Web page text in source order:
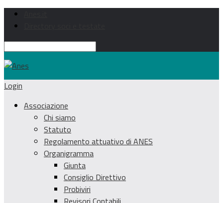
Login
Associazione
Chi siamo
Statuto
Regolamento attuativo di ANES
Organigramma
Giunta
Consiglio Direttivo
Probiviri